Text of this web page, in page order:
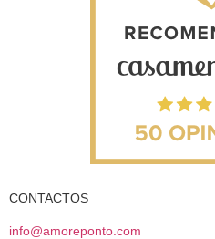
CONTACTOS
info@amoreponto.com